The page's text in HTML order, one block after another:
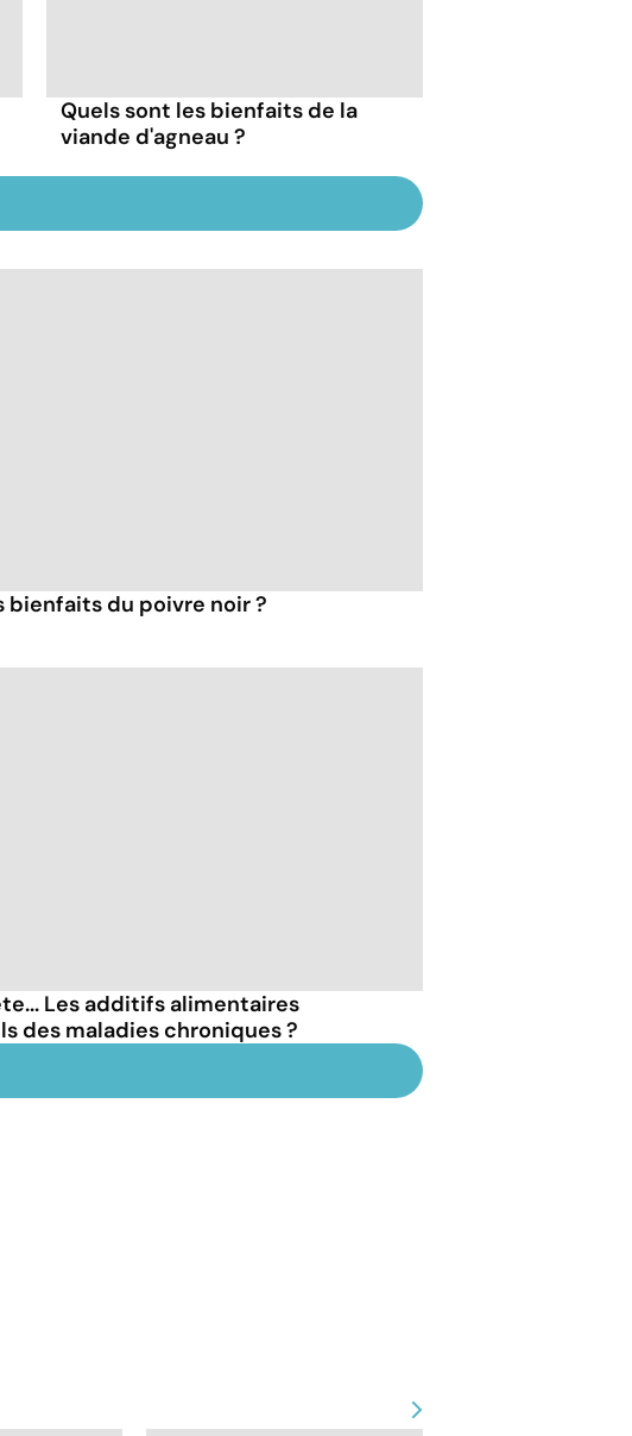
Quels sont les bienfaits de la
viande d'agneau ?
bienfaits du poivre noir ?
Les additifs alimentaires
des maladies chroniques ?